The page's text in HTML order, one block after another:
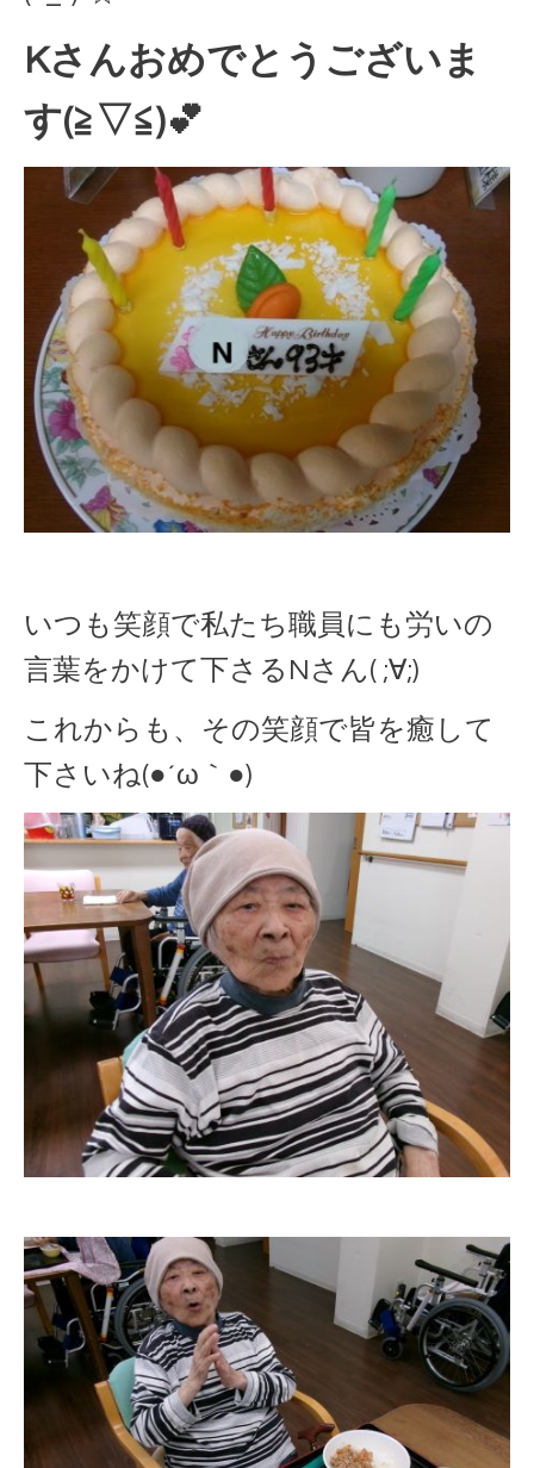
Kさんおめでとうございま
す(≧▽≦)💕
いつも笑顔で私たち職員にも労いの
言葉をかけて下さるNさん( ;∀;)
これからも、その笑顔で皆を癒して
下さいね(●´ω｀●)